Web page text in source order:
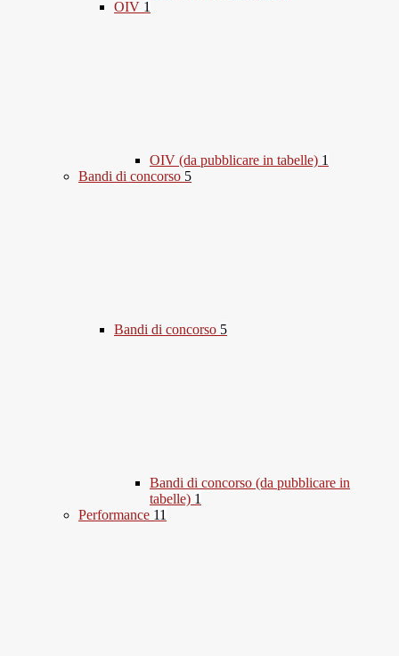
OIV 1
OIV (da pubblicare in tabelle) 1
Bandi di concorso 5
Bandi di concorso 5
Bandi di concorso (da pubblicare in
tabelle) 1
Performance 11